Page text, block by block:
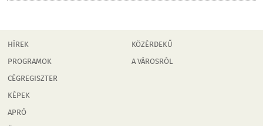
HÍREK
PROGRAMOK
CÉGREGISZTER
KÉPEK
APRÓ
KÖZÉRDEKŰ
A VÁROSRÓL